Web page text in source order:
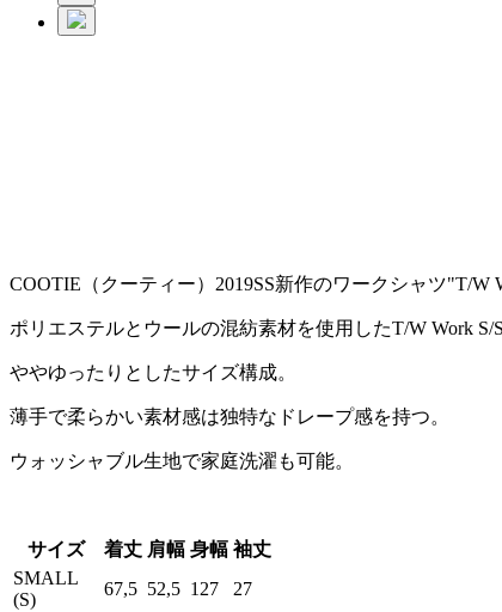
COOTIE（クーティー）2019SS新作のワークシャツ"T/W
ポリエステルとウールの混紡素材を使用したT/W Work S/S
ややゆったりとしたサイズ構成。
薄手で柔らかい素材感は独特なドレープ感を持つ。
ウォッシャブル生地で家庭洗濯も可能。
サイズ 着丈 肩幅 身幅 袖丈
SMALL
(S)
67,5 52,5 127
27